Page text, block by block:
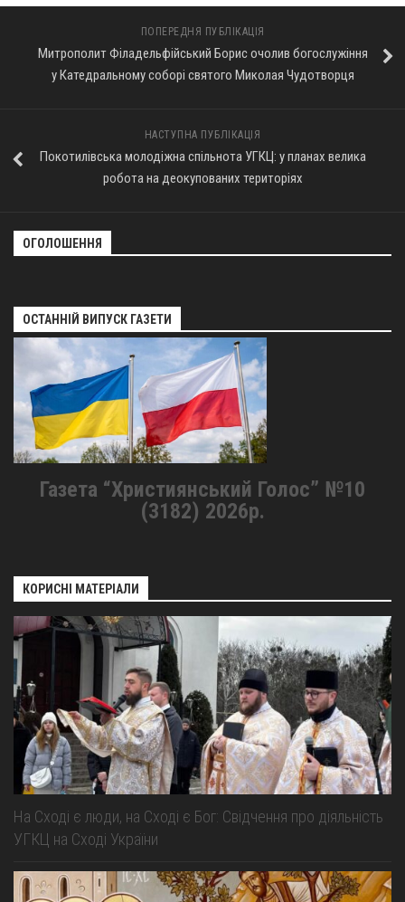
Полтавщина
Сумщина
Трансляції
ПОПЕРЕДНЯ ПУБЛІКАЦІЯ
Митрополит Філадельфійський Борис очолив богослужіння
у Катедральному соборі святого Миколая Чудотворця
НАСТУПНА ПУБЛІКАЦІЯ
Покотилівська молодіжна спільнота УГКЦ: у планах велика
робота на деокупованих територіях
ОГОЛОШЕННЯ
ОСТАННІЙ ВИПУСК ГАЗЕТИ
Газета “Християнський Голос” №10
(3182) 2026р.
КОРИСНІ МАТЕРІАЛИ
На Сході є люди, на Сході є Бог: Свідчення про діяльність
УГКЦ на Сході України